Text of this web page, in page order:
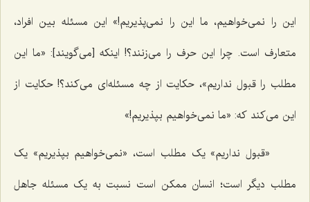
این را نمی‌خواهیم، ما این را نمی‌پذیریم!» این مسئله بین افراد،
متعارف است. چرا این حرف را می‌زنند؟! اینکه [می‌گویند]: «ما این
مطلب را قبول نداریم»، حکایت از چه مسئله‌ای می‌کند؟! حکایت از
این می‌کند که: «ما نمی‌خواهیم بپذیریم!»
«قبول نداریم» یک مطلب است، «نمی‌خواهیم بپذیریم» یک
مطلب دیگر است؛ انسان ممکن است نسبت به یک مسئله جاهل